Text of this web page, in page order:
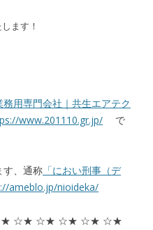
ます！
用専門会社｜共生エアテク
www.201110.gr.jp/ で
す、通称 「におい刑事（デ
ameblo.jp/nioideka/
☆★ ☆★ ☆★ ☆★ ☆★